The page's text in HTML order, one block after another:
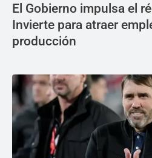
El Gobierno impulsa el
Invierte para atraer
producción